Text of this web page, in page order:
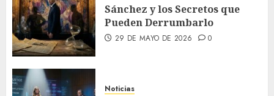
Sánchez y los Secretos que
Pueden Derrumbarlo
29 DE MAYO DE 2026 0
Noticias